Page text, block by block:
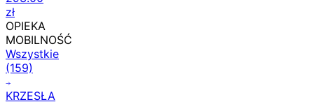
293.00
zł
OPIEKA
MOBILNOŚĆ
Wszystkie
(159)